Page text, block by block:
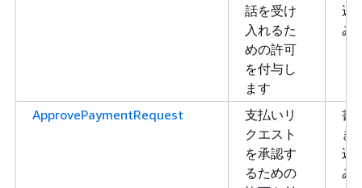
話を受け
入れるた
めの許可
を付与し
ます
込
み
ApprovePaymentRequest
支払いリ
クエスト
を承認す
るための
書
き
込
み